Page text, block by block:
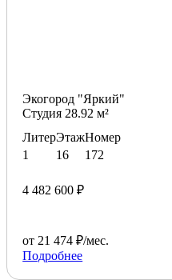
Экогород "Яркий"
Студия 28.92 м²
Литер
1
Этаж
16
Номер
172
4 482 600 ₽
от 21 474 ₽/мес.
Подробнее